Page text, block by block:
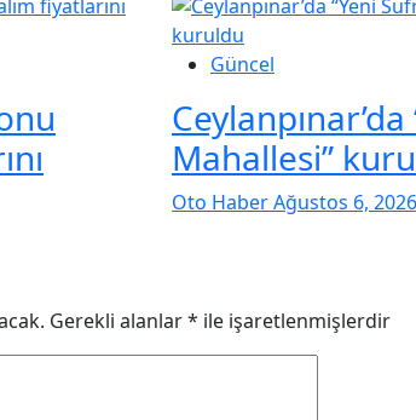
Güncel
Mahallesi”
Oto HaberAğustos 6, 2026
Gerekli alanlar* ile işaretlenmişlerdir